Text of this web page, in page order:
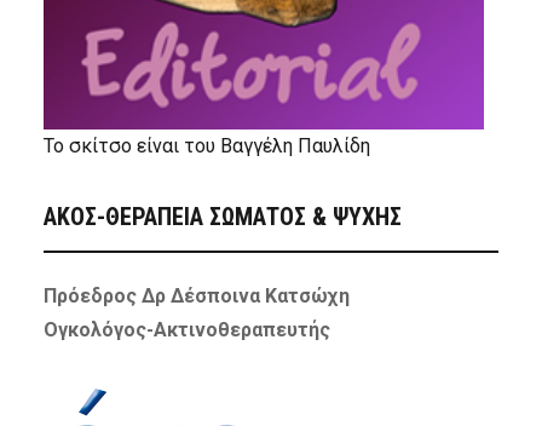
Το σκίτσο είναι του Βαγγέλη Παυλίδη
ΑΚΟΣ-ΘΕΡΑΠΕΙΑ ΣΩΜΑΤΟΣ & ΨΥΧΗΣ
Πρόεδρος Δρ Δέσποινα Κατσώχη
Ογκολόγος-Ακτινοθεραπευτής